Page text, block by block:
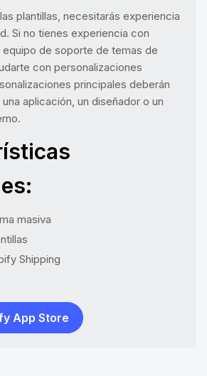
plantillas, necesitarás experiencia
Si no tienes experiencia con
de soporte de temas de
con personalizaciones
principales deberán
aplicación, un diseñador o un
masiva
Shipping
App Store